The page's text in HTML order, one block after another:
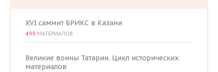
XVI саммит БРИКС в Казани
499 МАТЕРИАЛОВ
Великие воины Татарии. Цикл исторических
материалов